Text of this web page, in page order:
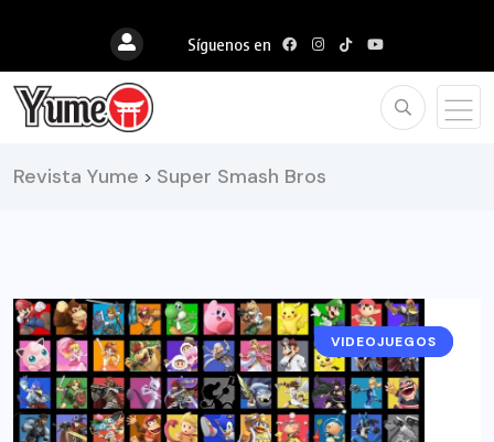
Síguenos en
Revista Yume > Super Smash Bros
NOTICIAS
VIDEOJUEGOS